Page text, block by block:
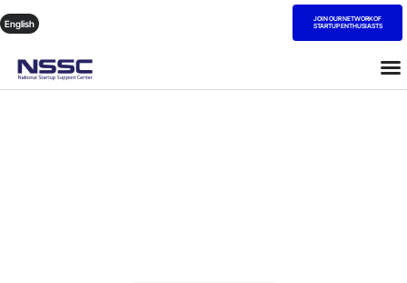
English
JOIN OUR NETWORK OF
STARTUP ENTHUSIASTS